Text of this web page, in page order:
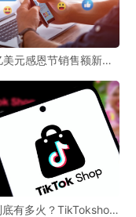
"内容"
Shopping
式，正在悄然改
站发现黑五优惠
元感恩节销售额新纪
新风潮！
底有多火？TikTokshop